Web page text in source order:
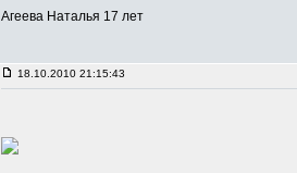
Агеева Наталья 17 лет
18.10.2010 21:15:43